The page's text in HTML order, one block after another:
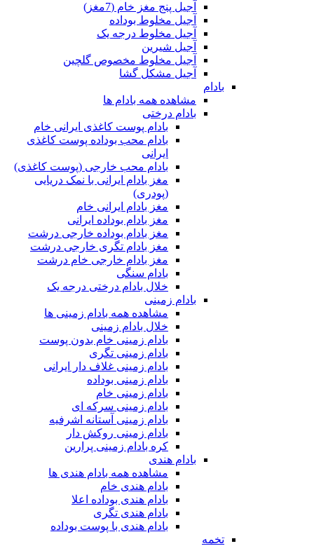
آجیل پنج مغز خام (7مغز)
آجیل مخلوط بوداده
آجیل مخلوط درجه یک
آجیل شیرین
آجیل مخلوط مخصوص گلچین
آجیل مشکل گشا
بادام
مشاهده همه بادام ها
بادام درختی
بادام پوست کاغذی ایرانی خام
بادام محب بوداده پوست کاغذی
ایرانی
بادام محب خارجی (پوست کاغذی)
مغز بادام ایرانی با نمک دریایی
(پودری)
مغز بادام ایرانی خام
مغز بادام بوداده ایرانی
مغز بادام بوداده خارجی درشت
مغز بادام تگری خارجی درشت
مغز بادام خارجی خام درشت
بادام سنگی
خلال بادام درختی درجه یک
بادام زمینی
مشاهده همه بادام زمینی ها
خلال بادام زمینی
بادام زمینی خام بدون پوست
بادام زمینی تگری
بادام زمینی غلاف دار ایرانی
بادام زمینی بوداده
بادام زمینی خام
بادام زمینی سرکه ای
بادام زمینی آستانه اشرفیه
بادام زمینی روکش دار
کره بادام زمینی پرارین
بادام هندی
مشاهده همه بادام هندی ها
بادام هندی خام
بادام هندی بوداده اعلا
بادام هندی تگری
بادام هندی با پوست بوداده
تخمه